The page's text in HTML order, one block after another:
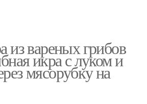
из вареных грибов
икра с луком и
мясорубку на